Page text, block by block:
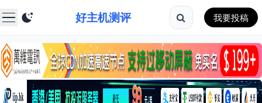
好主机测评 我要投稿